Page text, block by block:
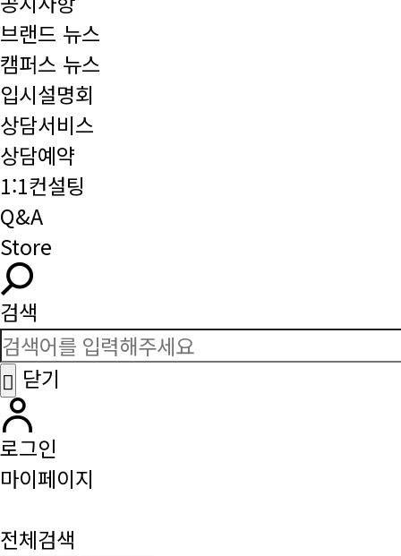
브랜드 뉴스
캠퍼스 뉴스
입시설명회
상담서비스
상담예약
1:1컨설팅
Q&A
Store
검색
닫기
로그인
마이페이지
전체검색